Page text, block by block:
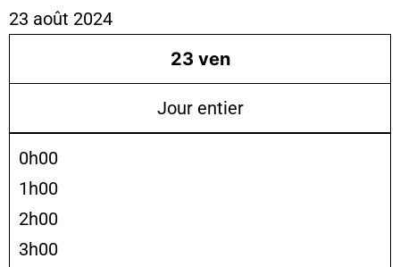
23 août 2024
23 ven
Jour entier
0h00
1h00
2h00
3h00